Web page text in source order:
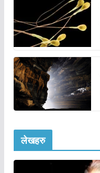
लेखहरु